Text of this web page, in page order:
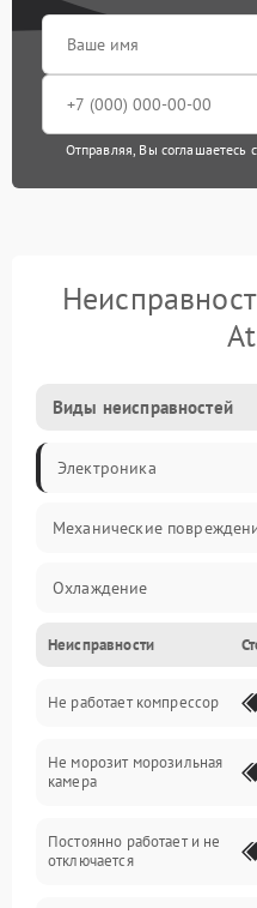
Отправляя, Вы соглашаетесь с
Виды неисправностей
Электроника
Механические
Охлаждение
Механика
Электропитание
Дренаж
Неисправности
Не работает компрессор
Не морозит морозильная
камера
Постоянно работает и не
отключается